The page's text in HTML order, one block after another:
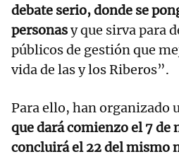
debate serio, donde se
personasy que sirva para
públicos de gestión que
vida de las y los Riberos”.
Para ello, han organizado
que dará comienzo el 7 de
concluirá el 22 del mismo